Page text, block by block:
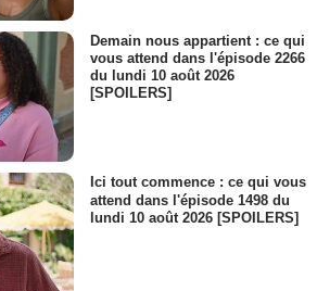
Demain nous appartient : ce qui
vous attend dans l'épisode 2266
du lundi 10 août 2026
[SPOILERS]
Ici tout commence : ce qui vous
attend dans l'épisode 1498 du
lundi 10 août 2026 [SPOILERS]